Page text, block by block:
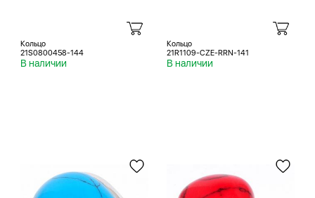
Кольцо
21S0800458-144
В наличии
Кольцо
21R1109-CZE-RRN-141
В наличии